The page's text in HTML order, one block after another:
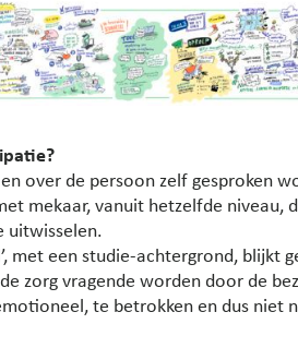
over de persoon zelf gesproken
mekaar, vanuit hetzelfde niveau,
uitwisselen.
met een studie-achtergrond, blijkt
zorg vragende worden door de
te betrokken en dus niet